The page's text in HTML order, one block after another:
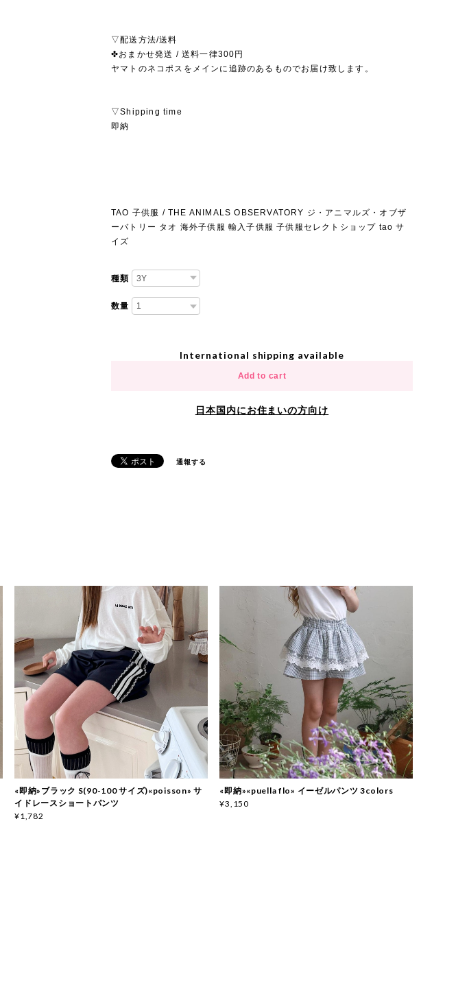
▽配送方法/送料
✤おまかせ発送 / 送料一律300円
ヤマトのネコポスをメインに追跡のあるものでお届け致します。
▽Shipping time
即納
TAO 子供服 / THE ANIMALS OBSERVATORY ジ・アニマルズ・オブザ
ーバトリー タオ 海外子供服 輸入子供服 子供服セレクトショップ tao サ
イズ
種類
数量
International shipping available
Add to cart
日本国内にお住まいの方向け
通報する
«即納»ブラック S(90-100 サイズ)«poisson» サ
イドレースショートパンツ
¥1,782
«即納»«puella flo» イーゼルパンツ 3colors
¥3,150